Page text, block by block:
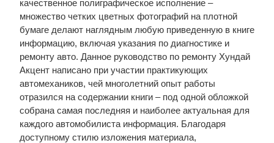
качественное полиграфическое исполнение –
множество четких цветных фотографий на плотной
бумаге делают наглядным любую приведенную в книге
информацию, включая указания по диагностике и
ремонту авто. Данное руководство по ремонту Хундай
Акцент написано при участии практикующих
автомехаников, чей многолетний опыт работы
отразился на содержании книги – под одной обложкой
собрана самая последняя и наиболее актуальная для
каждого автомобилиста информация. Благодаря
доступному стилю изложения материала,